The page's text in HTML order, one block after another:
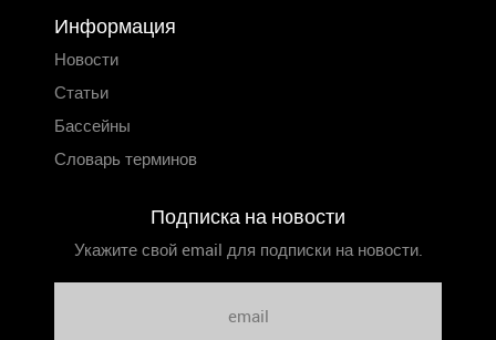
Информация
Новости
Статьи
Бассейны
Словарь терминов
Подписка на новости
Укажите свой email для подписки на новости.